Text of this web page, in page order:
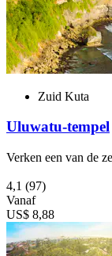
Zuid Kuta
Uluwatu-tempel
Verken een van de
4,1 (97)
Vanaf
US$ 8,88